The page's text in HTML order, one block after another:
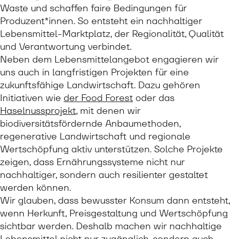
Waste und schaffen faire Bedingungen für
Produzent*innen. So entsteht ein nachhaltiger
Lebensmittel-Marktplatz, der Regionalität, Qualität
und Verantwortung verbindet.
Neben dem Lebensmittelangebot engagieren wir
uns auch in langfristigen Projekten für eine
zukunftsfähige Landwirtschaft. Dazu gehören
Initiativen wie der Food Forest oder das
Haselnussprojekt, mit denen wir
biodiversitätsfördernde Anbaumethoden,
regenerative Landwirtschaft und regionale
Wertschöpfung aktiv unterstützen. Solche Projekte
zeigen, dass Ernährungssysteme nicht nur
nachhaltiger, sondern auch resilienter gestaltet
werden können.
Wir glauben, dass bewusster Konsum dann entsteht,
wenn Herkunft, Preisgestaltung und Wertschöpfung
sichtbar werden. Deshalb machen wir nachhaltige